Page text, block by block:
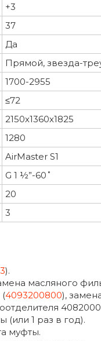
+3
37
Да
Прямой, звезда-
1700-2955
≤72
2150х1360х1825
1280
AirMaster S1
G 1 ½”-60˚
20
3
).
масляного
(4093200800),
1 раз в год).
муфты.